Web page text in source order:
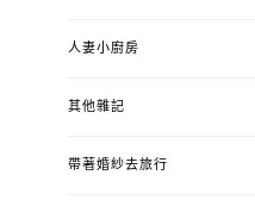
人妻小廚房
其他雜記
帶著婚紗去旅行